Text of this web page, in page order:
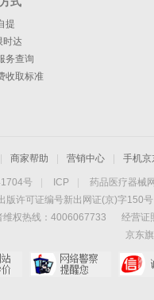
提
时达
务查询
收取标准
商家帮助 营销中心 手机京
号 ICP 药品医疗器械
版许可证编号新出网证(京)字150号
维权热线：4006067733 经营证
京东